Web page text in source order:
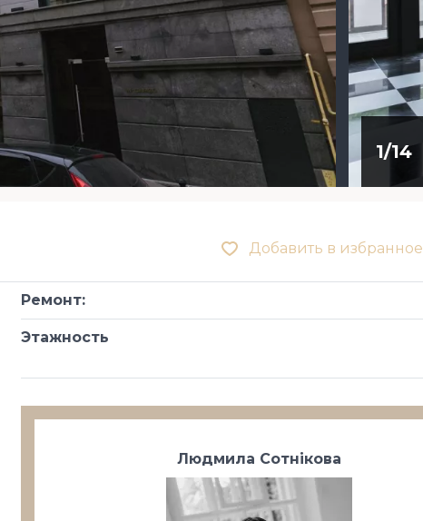
1/14
Добавить в избранное
Ремонт:
Этажность
Людмила Сотнікова